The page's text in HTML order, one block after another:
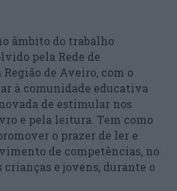
âmbito do trabalho
pela Rede de
de Aveiro, com o
à comunidade educativa
de estimular nos
e pela leitura. Tem como
o prazer de ler e
de competências, no
e jovens, durante o